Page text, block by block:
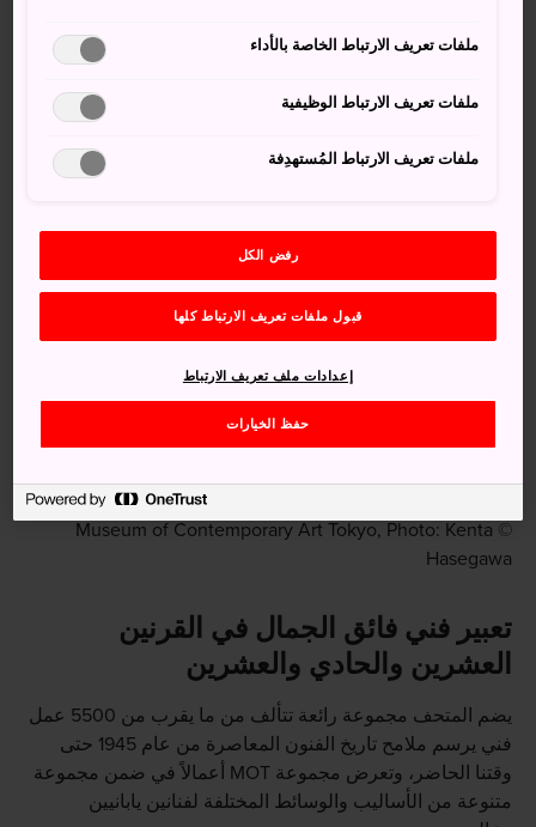
قع المتحف داخل متنزه كيبا، على بُعد من 5 إلى 15 دقيقة فقط
سيرًا على الأقدام من محطة كيبا الواقعة على خط مترو توزاي،
أو من محطة كيوسومي-شيراكاوا الواقعة على خطوط مترو
© Museum of Contemporary Art Tokyo, Photo: Kenta
Hasegawa
تعبير فني فائق الجمال في القرنين
العشرين والحادي والعشرين
يضم المتحف مجموعة رائعة تتألف من ما يقرب من 5500 عمل
فني يرسم ملامح تاريخ الفنون المعاصرة من عام 1945 حتى
وقتنا الحاضر، وتعرض مجموعة MOT أعمالاً في ضمن مجموعة
متنوعة من الأساليب والوسائط المختلفة لفنانين يابانيين
ملفات تعريف الارتباط الخاصة بالأداء
ملفات تعريف الارتباط الوظيفية
ملفات تعريف الارتباط المُستهدِفة
رفض الكل
قبول ملفات تعريف الارتباط كلها
حفظ الخيارات
إعدادات ملف تعريف الارتباط